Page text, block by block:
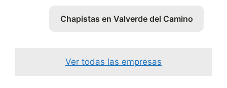
Chapistas en Valverde del Camino
Ver todas las empresas